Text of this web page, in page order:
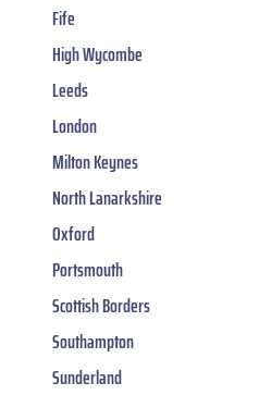
Fife
High Wycombe
Leeds
London
Milton Keynes
North Lanarkshire
Oxford
Portsmouth
Scottish Borders
Southampton
Sunderland